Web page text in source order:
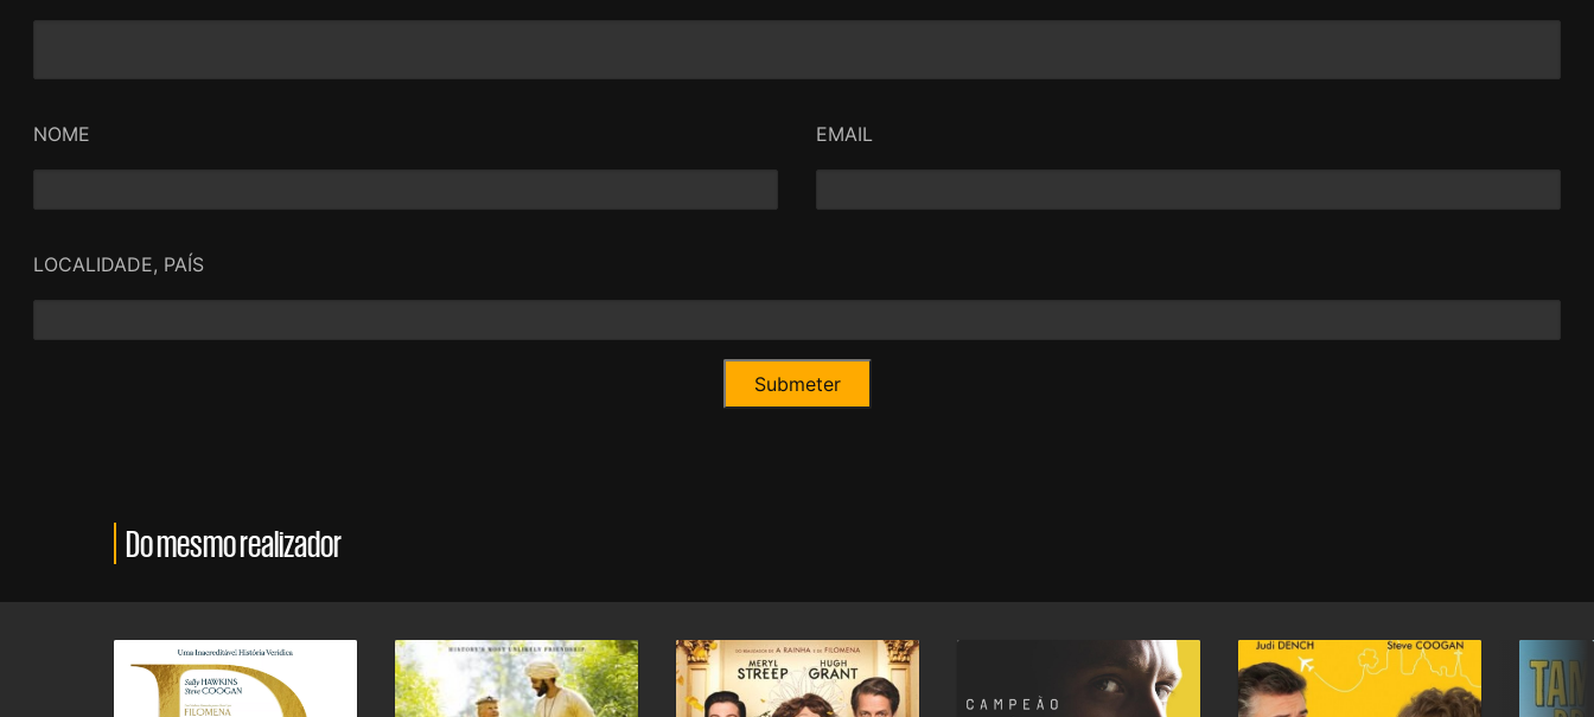
NOME EMAIL
LOCALIDADE, PAÍS
Do mesmo realizador